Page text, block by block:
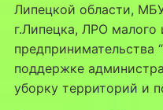
Липецкой области,
г.Липецка, ЛРО малого
предпринимательства
поддержке
уборку территорий и